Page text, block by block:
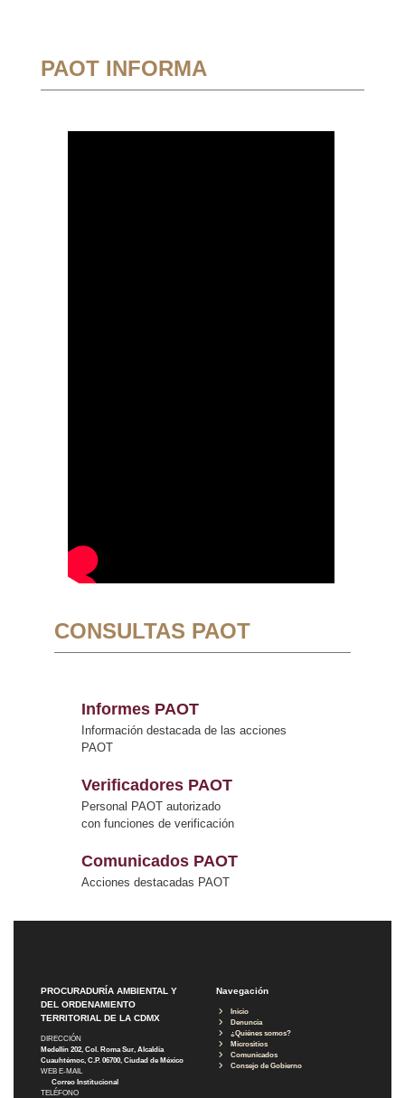
PAOT INFORMA
CONSULTAS PAOT
Informes PAOT
Información destacada de las acciones
PAOT
Verificadores PAOT
Personal PAOT autorizado
con funciones de verificación
Comunicados PAOT
Acciones destacadas PAOT
PROCURADURÍA AMBIENTAL Y
DEL ORDENAMIENTO
TERRITORIAL DE LA CDMX
DIRECCIÓN
Medellín 202, Col. Roma Sur, Alcaldía
Cuauhtémoc, C.P. 06700, Ciudad de México
WEB E-MAIL
Correo Institucional
TELÉFONO
Navegación
Inicio
Denuncia
¿Quiénes somos?
Micrositios
Comunicados
Consejo de Gobierno